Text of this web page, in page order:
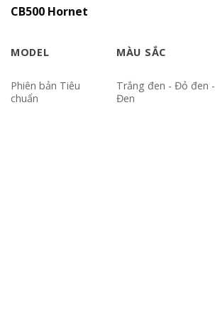
CB500 Hornet
MODEL MÀU SẮC
Phiên bản Tiêu
chuẩn
Trắng đen - Đỏ đen -
Đen